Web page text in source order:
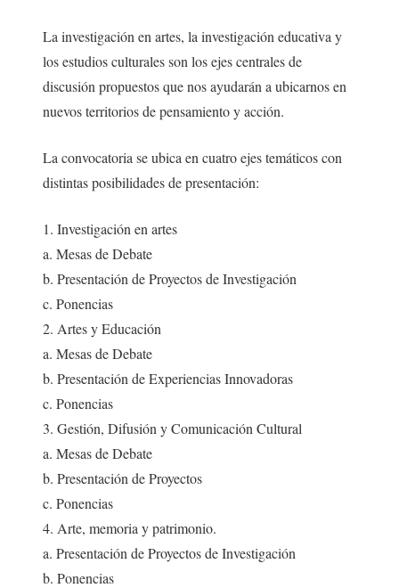
La investigación en artes, la investigación educativa y
los estudios culturales son los ejes centrales de
discusión propuestos que nos ayudarán a ubicarnos en
nuevos territorios de pensamiento y acción.
La convocatoria se ubica en cuatro ejes temáticos con
distintas posibilidades de presentación:
1. Investigación en artes
a. Mesas de Debate
b. Presentación de Proyectos de Investigación
c. Ponencias
2. Artes y Educación
a. Mesas de Debate
b. Presentación de Experiencias Innovadoras
c. Ponencias
3. Gestión, Difusión y Comunicación Cultural
a. Mesas de Debate
b. Presentación de Proyectos
c. Ponencias
4. Arte, memoria y patrimonio.
a. Presentación de Proyectos de Investigación
b. Ponencias